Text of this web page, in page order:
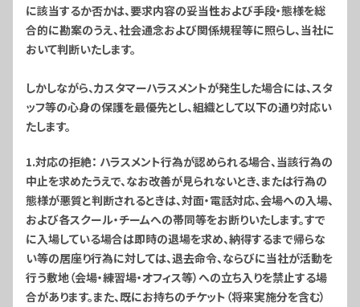
に該当するか否かは、要求内容の妥当性および手段・態様を総
合的に勘案のうえ、社会通念および関係規程等に照らし、当社に
おいて判断いたします。
しかしながら、カスタマーハラスメントが発生した場合には、スタ
ッフ等の心身の保護を最優先とし、組織として以下の通り対応い
たします。
1.対応の拒絶： ハラスメント行為が認められる場合、当該行為の
中止を求めたうえで、なお改善が見られないとき、または行為の
態様が悪質と判断されるときは、対面・電話対応、会場への入場、
および各スクール・チームへの帯同等をお断りいたします。すで
に入場している場合は即時の退場を求め、納得するまで帰らな
い等の居座り行為に対しては、退去命令、ならびに当社が活動を
行う敷地（会場・練習場・オフィス等）への立ち入りを禁止する場
合があります。また、既にお持ちのチケット（将来実施分を含む）